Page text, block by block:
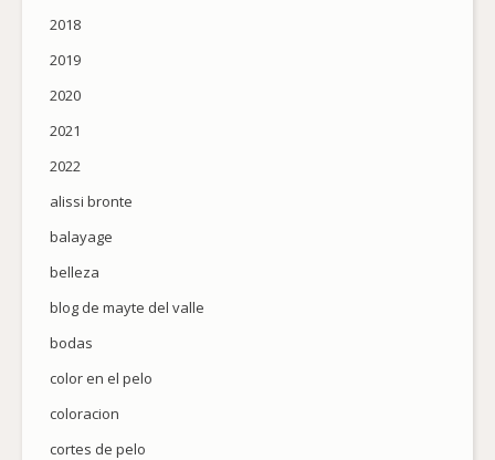
2018
2019
2020
2021
2022
alissi bronte
balayage
belleza
blog de mayte del valle
bodas
color en el pelo
coloracion
cortes de pelo